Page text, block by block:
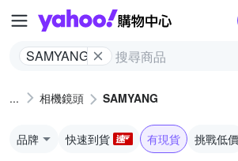
Yahoo購
SAMYANG
相機鏡頭 SAMYANG
品牌 快速到貨 有現貨 挑戰低價